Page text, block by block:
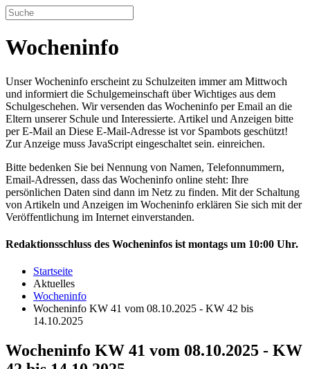
Wocheninfo
Unser Wocheninfo erscheint zu Schulzeiten immer am Mittwoch
und informiert die Schulgemeinschaft über Wichtiges aus dem
Schulgeschehen. Wir versenden das Wocheninfo per Email an die
Eltern unserer Schule und Interessierte. Artikel und Anzeigen bitte
per E-Mail an Diese E-Mail-Adresse ist vor Spambots geschützt!
Zur Anzeige muss JavaScript eingeschaltet sein. einreichen.
Bitte bedenken Sie bei Nennung von Namen, Telefonnummern,
Email-Adressen, dass das Wocheninfo online steht: Ihre
persönlichen Daten sind dann im Netz zu finden. Mit der Schaltung
von Artikeln und Anzeigen im Wocheninfo erklären Sie sich mit der
Veröffentlichung im Internet einverstanden.
Redaktionsschluss des Wocheninfos ist montags um 10:00 Uhr.
Startseite
Aktuelles
Wocheninfo
Wocheninfo KW 41 vom 08.10.2025 - KW 42 bis
14.10.2025
Wocheninfo KW 41 vom 08.10.2025 - KW